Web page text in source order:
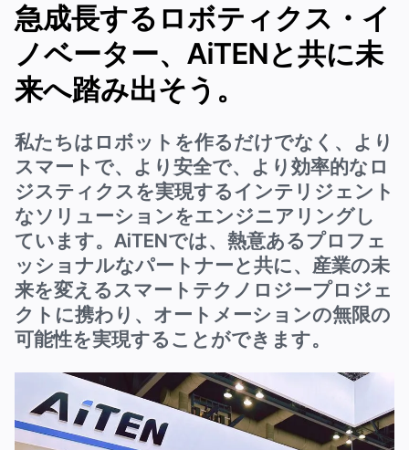
急成長するロボティクス・イ
ノベーター、AiTENと共に未
来へ踏み出そう。
私たちはロボットを作るだけでなく、より
スマートで、より安全で、より効率的なロ
ジスティクスを実現するインテリジェント
なソリューションをエンジニアリングし
ています。AiTENでは、熱意あるプロフェ
ッショナルなパートナーと共に、産業の未
来を変えるスマートテクノロジープロジェ
クトに携わり、オートメーションの無限の
可能性を実現することができます。